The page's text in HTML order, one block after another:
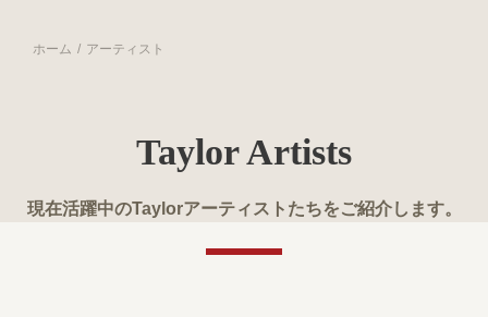
ホーム アーティスト
Taylor Artists
現在活躍中のTaylorアーティストたちをご紹介します。